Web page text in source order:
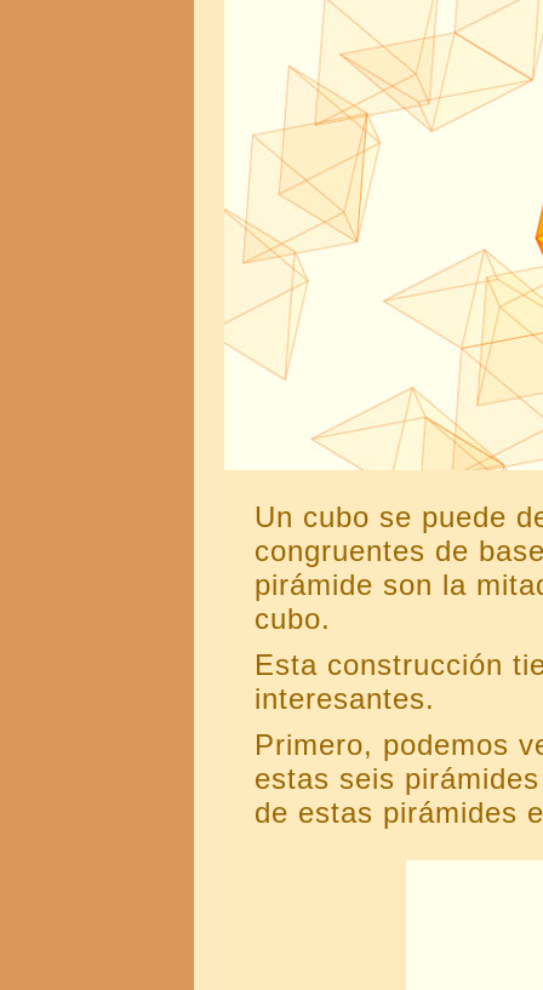
Un cubo se puede
congruentes de
pirámide son la
cubo.
Esta construcción
interesantes.
Primero, podemos
estas seis
de estas pirámides